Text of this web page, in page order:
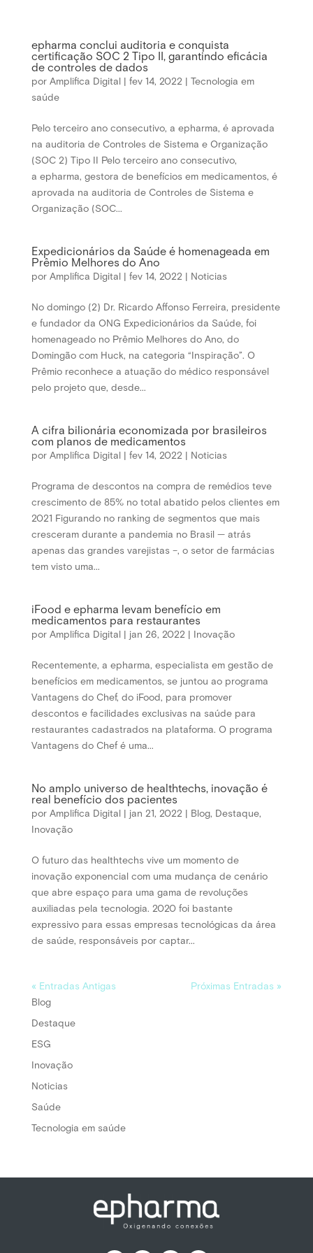
epharma conclui auditoria e conquista
certificação SOC 2 Tipo II, garantindo eficácia
de controles de dados
por Amplifica Digital| fev 14, 2022 | Tecnologia em
saúde
Pelo terceiro ano consecutivo, a epharma, é aprovada
na auditoria de Controles de Sistema e Organização
(SOC 2) Tipo II Pelo terceiro ano consecutivo,
a epharma, gestora de benefícios em medicamentos, é
aprovada na auditoria de Controles de Sistema e
Organização (SOC...
Expedicionários da Saúde é homenageada em
Prêmio Melhores do Ano
por Amplifica Digital| fev 14, 2022 | Noticias
No domingo (2) Dr. Ricardo Affonso Ferreira, presidente
e fundador da ONG Expedicionários da Saúde, foi
homenageado no Prêmio Melhores do Ano, do
Domingão com Huck, na categoria “Inspiração”. O
Prêmio reconhece a atuação do médico responsável
pelo projeto que, desde...
A cifra bilionária economizada por brasileiros
com planos de medicamentos
por Amplifica Digital| fev 14, 2022 | Noticias
Programa de descontos na compra de remédios teve
crescimento de 85% no total abatido pelos clientes em
2021 Figurando no ranking de segmentos que mais
cresceram durante a pandemia no Brasil — atrás
apenas das grandes varejistas –, o setor de farmácias
tem visto uma...
iFood e epharma levam benefício em
medicamentos para restaurantes
por Amplifica Digital| jan 26, 2022 | Inovação
Recentemente, a epharma, especialista em gestão de
benefícios em medicamentos, se juntou ao programa
Vantagens do Chef, do iFood, para promover
descontos e facilidades exclusivas na saúde para
restaurantes cadastrados na plataforma. O programa
Vantagens do Chef é uma...
No amplo universo de healthtechs, inovação é
real benefício dos pacientes
por Amplifica Digital| jan 21, 2022 | Blog, Destaque,
Inovação
O futuro das healthtechs vive um momento de
inovação exponencial com uma mudança de cenário
que abre espaço para uma gama de revoluções
auxiliadas pela tecnologia. 2020 foi bastante
expressivo para essas empresas tecnológicas da área
de saúde, responsáveis por captar...
« Entradas Antigas
Próximas Entradas »
Blog
Destaque
ESG
Inovação
Noticias
Saúde
Tecnologia em saúde